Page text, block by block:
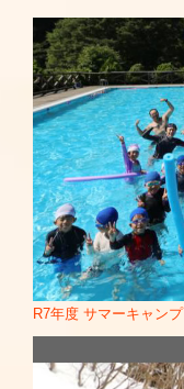
R7年度 サマーキャンプ